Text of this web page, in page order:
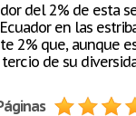
del 2% de esta
en las
2% que, aunque
de su